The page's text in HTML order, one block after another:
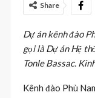
Share
Dự án kênh đào
gọi là Dự án Hệ
Tonle Bassac.
Kênh đào Phù